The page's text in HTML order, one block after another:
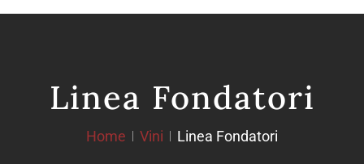
Linea Fondatori
Home Vini Linea Fondatori